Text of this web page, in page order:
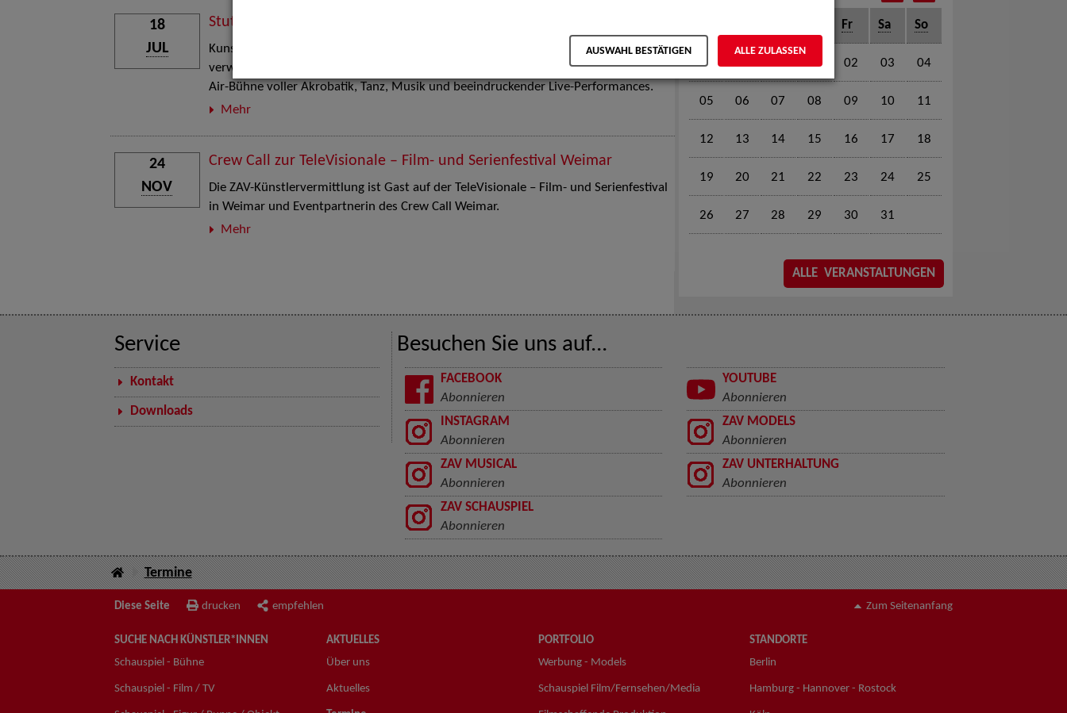
Stuttgart Street Art
Kunst, Live-Acts und Aktionen für Kinder und Familien. Die Stuttgart Street Art
verwandelt den Schlossplatz am 18. Juli 2026 von12 bis 18 Uhr in eine große Open-
Air-Bühne voller Akrobatik, Tanz, Musik und beeindruckender Live-Performances.
Mehr
18
JUL
Crew Call zur TeleVisionale – Film- und Serienfestival Weimar
Die ZAV-Künstlervermittlung ist Gast auf der TeleVisionale – Film- und Serienfestival
in Weimar und Eventpartnerin des Crew Call Weimar.
Mehr
24
NOV
Fr Sa So
01 02 03 04
05 06 07 08 09 10 11
12 13 14 15 16 17 18
19 20 21 22 23 24 25
26 27 28 29 30 31
ALLE VERANSTALTUNGEN
Service
Kontakt
Downloads
Besuchen Sie uns auf...
FACEBOOK
Abonnieren
YOUTUBE
Abonnieren
INSTAGRAM
Abonnieren
ZAV MODELS
Abonnieren
ZAV MUSICAL
Abonnieren
ZAV UNTERHALTUNG
Abonnieren
ZAV SCHAUSPIEL
Abonnieren
Termine
Diese Seite drucken empfehlen Zum Seitenanfang
SUCHE NACH KÜNSTLER*INNEN
Schauspiel - Bühne
Schauspiel - Film / TV
AKTUELLES
Über uns
Aktuelles
PORTFOLIO
Werbung - Models
Schauspiel Film/Fernsehen/Media
STANDORTE
Berlin
Hamburg - Hannover - Rostock
AUSWAHL BESTÄTIGEN ALLE ZULASSEN